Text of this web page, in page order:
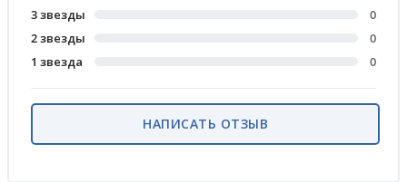
3 звезды
0
2 звезды
0
1 звезда
0
НАПИСАТЬ ОТЗЫВ